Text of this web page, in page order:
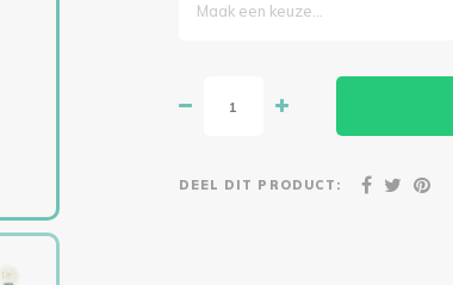
Maak een keuze...
DEEL DIT PRODUCT: